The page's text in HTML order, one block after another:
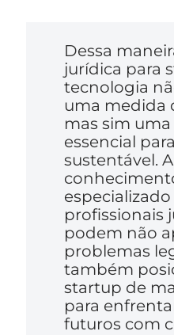
Dessa
jurídica para
tecnologia
uma medida
mas sim
essencial
sustentável.
profissionais
podem não
problemas
também
startup de
para
futuros com